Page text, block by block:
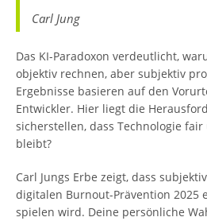
Carl Jung
Das KI-Paradoxon verdeutlicht,
objektiv rechnen, aber subjektiv
Ergebnisse basieren auf den
Entwickler. Hier liegt die
sicherstellen, dass Technologie
bleibt?
Carl Jungs Erbe zeigt, dass
digitalen Burnout-Prävention 2025
spielen wird. Deine persönliche